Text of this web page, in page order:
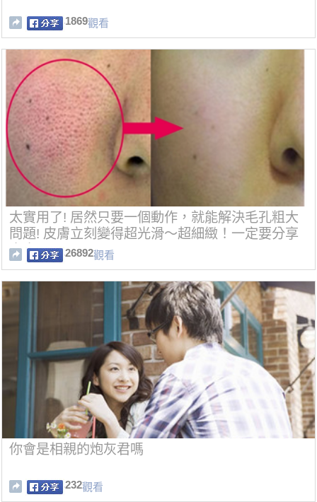
1869觀看
太實用了! 居然只要一個動作，就能解決毛孔粗大
問題! 皮膚立刻變得超光滑～超細緻！一定要分享
出去！
26892觀看
你會是相親的炮灰君嗎
232觀看